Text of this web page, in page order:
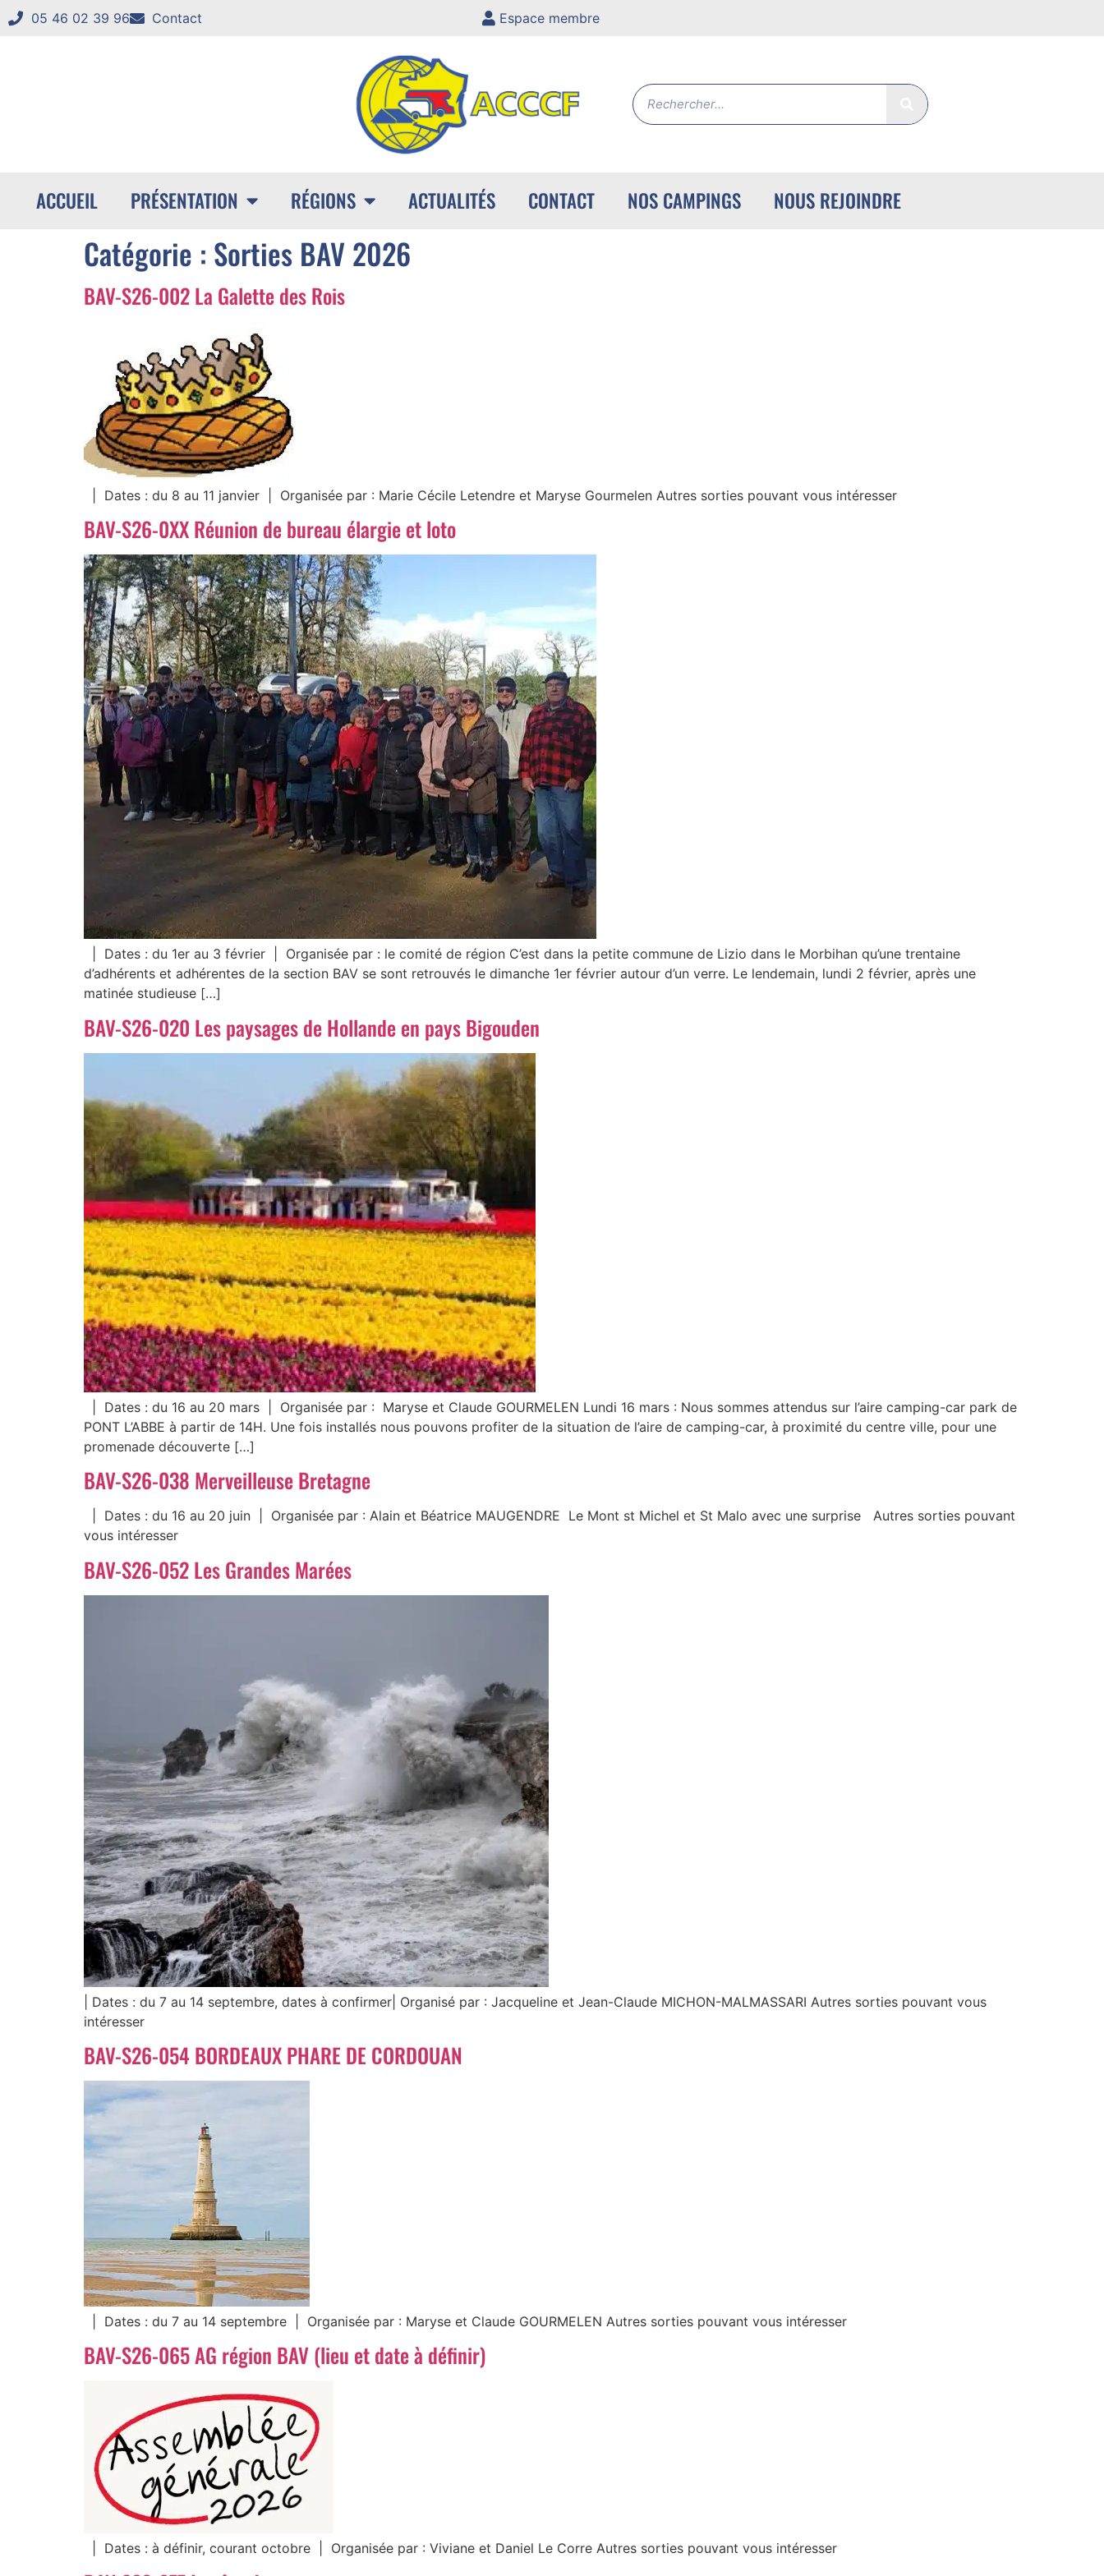
05 46 02 39 96 Contact Espace membre
ACCUEIL PRÉSENTATION RÉGIONS ACTUALITÉS CONTACT NOS CAMPINGS NOUS REJOINDRE
Catégorie : Sorties BAV 2026
BAV-S26-002 La Galette des Rois
| Dates : du 8 au 11 janvier | Organisée par : Marie Cécile Letendre et Maryse Gourmelen Autres sorties pouvant vous intéresser
BAV-S26-0XX Réunion de bureau élargie et loto
| Dates : du 1er au 3 février | Organisée par : le comité de région C’est dans la petite commune de Lizio dans le Morbihan qu’une trentaine
d’adhérents et adhérentes de la section BAV se sont retrouvés le dimanche 1er février autour d’un verre. Le lendemain, lundi 2 février, après une
matinée studieuse […]
BAV-S26-020 Les paysages de Hollande en pays Bigouden
| Dates : du 16 au 20 mars | Organisée par : Maryse et Claude GOURMELEN Lundi 16 mars : Nous sommes attendus sur l’aire camping-car park de
PONT L’ABBE à partir de 14H. Une fois installés nous pouvons profiter de la situation de l’aire de camping-car, à proximité du centre ville, pour une
promenade découverte […]
BAV-S26-038 Merveilleuse Bretagne
| Dates : du 16 au 20 juin | Organisée par : Alain et Béatrice MAUGENDRE Le Mont st Michel et St Malo avec une surprise Autres sorties pouvant
vous intéresser
BAV-S26-052 Les Grandes Marées
| Dates : du 7 au 14 septembre, dates à confirmer| Organisé par : Jacqueline et Jean-Claude MICHON-MALMASSARI Autres sorties pouvant vous
intéresser
BAV-S26-054 BORDEAUX PHARE DE CORDOUAN
| Dates : du 7 au 14 septembre | Organisée par : Maryse et Claude GOURMELEN Autres sorties pouvant vous intéresser
BAV-S26-065 AG région BAV (lieu et date à définir)
| Dates : à définir, courant octobre | Organisée par : Viviane et Daniel Le Corre Autres sorties pouvant vous intéresser